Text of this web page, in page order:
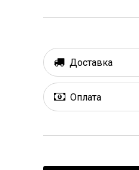
Доставка
Оплата